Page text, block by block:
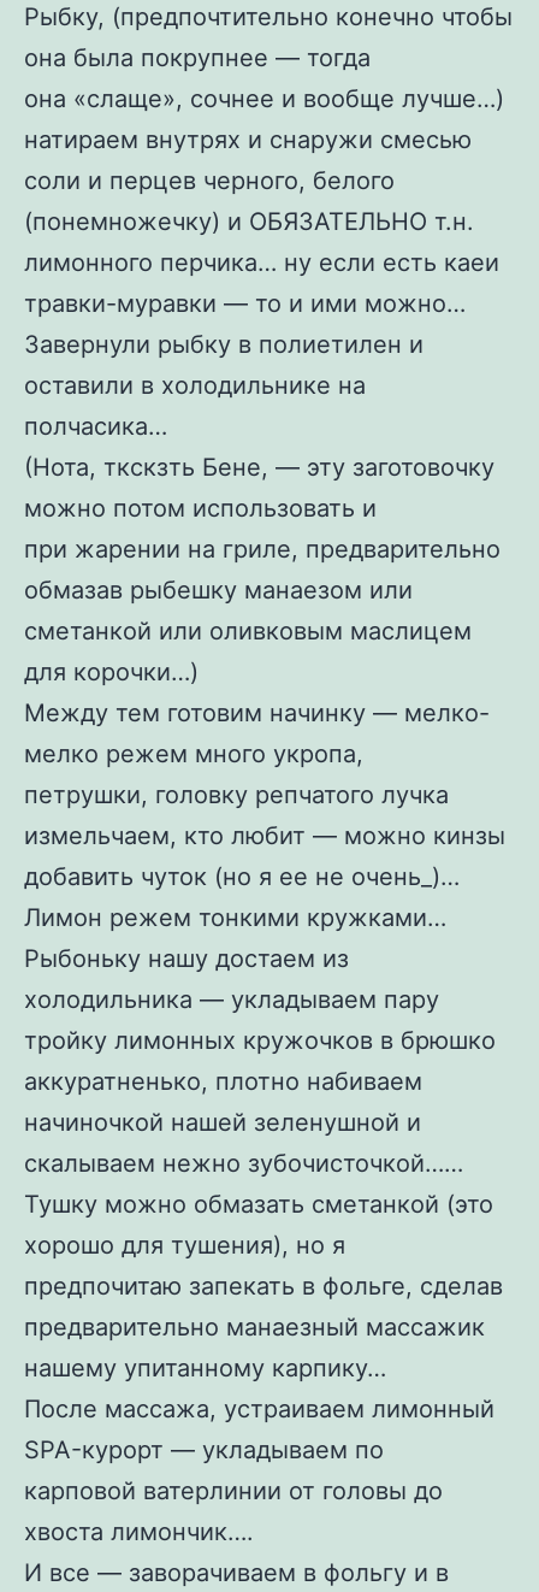
Рыбку, (предпочтительно конечно чтобы
она была покрупнее — тогда
она «слаще», сочнее и вообще лучше…)
натираем внутрях и снаружи смесью
соли и перцев черного, белого
(понемножечку) и ОБЯЗАТЕЛЬНО т.н.
лимонного перчика… ну если есть каеи
травки-муравки — то и ими можно…
Завернули рыбку в полиетилен и
оставили в холодильнике на
полчасика…
(Нота, ткскзть Бене, — эту заготовочку
можно потом использовать и
при жарении на гриле, предварительно
обмазав рыбешку манаезом или
сметанкой или оливковым маслицем
для корочки…)
Между тем готовим начинку — мелко-
мелко режем много укропа,
петрушки, головку репчатого лучка
измельчаем, кто любит — можно кинзы
добавить чуток (но я ее не очень_)…
Лимон режем тонкими кружками…
Рыбоньку нашу достаем из
холодильника — укладываем пару
тройку лимонных кружочков в брюшко
аккуратненько, плотно набиваем
начиночкой нашей зеленушной и
скалываем нежно зубочисточкой……
Тушку можно обмазать сметанкой (это
хорошо для тушения), но я
предпочитаю запекать в фольге, сделав
предварительно манаезный массажик
нашему упитанному карпику…
После массажа, устраиваем лимонный
SPA-курорт — укладываем по
карповой ватерлинии от головы до
хвоста лимончик….
И все — заворачиваем в фольгу и в